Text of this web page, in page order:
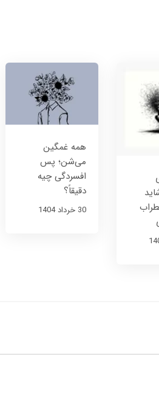
همه غمگین
می‌شن؛ پس
افسردگی چیه
دقیقاً؟
30 خرداد 1404